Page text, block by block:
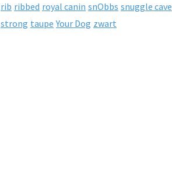
rib ribbed royal canin snObbs snuggle cave
strong taupe Your Dog zwart